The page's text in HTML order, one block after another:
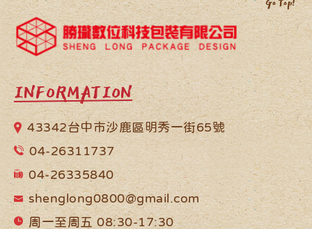
INFORMATION
43342台中市沙鹿區明秀一街65號
04-26311737
04-26335840
shenglong0800@gmail.com
周一至周五 08:30-17:30